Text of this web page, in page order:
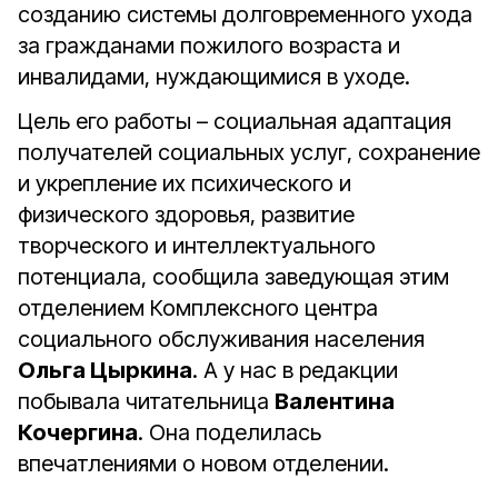
созданию системы долговременного ухода
за гражданами пожилого возраста и
инвалидами, нуждающимися в уходе.
Цель его работы – социальная адаптация
получателей социальных услуг, сохранение
и укрепление их психического и
физического здоровья, развитие
творческого и интеллектуального
потенциала, сообщила заведующая этим
отделением Комплексного центра
социального обслуживания населения
Ольга Цыркина. А у нас в редакции
побывала читательница Валентина
Кочергина. Она поделилась
впечатлениями о новом отделении.